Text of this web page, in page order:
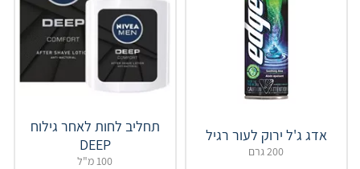
אדג ג'ל ירוק לעור רגיל
200 גרם
תחליב לחות לאחר גילוח
DEEP
100 מ"ל